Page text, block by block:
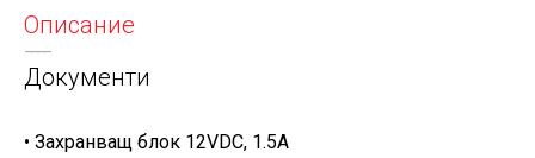
Описание
Документи
• Захранващ блок 12VDC, 1.5A